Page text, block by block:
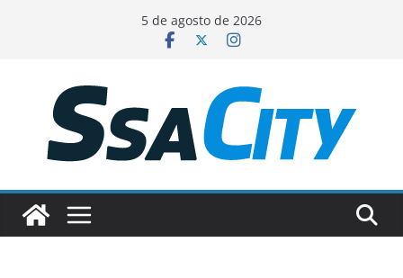
conteúdo
5 de agosto de 2026